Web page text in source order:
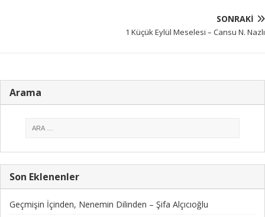
SONRAKI
1 Küçük Eylül Meselesi – Cansu N. Nazlı
Arama
Son Eklenenler
Geçmişin İçinden, Nenemin Dilinden – Şifa Alçıcıoğlu